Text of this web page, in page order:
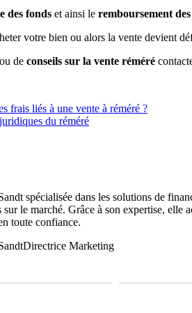
des fonds et ainsi le remboursement
votre bien ou alors la vente devient
de conseils sur la vente réméré
frais liés à une vente à réméré ?
du réméré
spécialisée dans les solutions de
sur le marché. Grâce à son expertise, elle
toute confiance.
Directrice Marketing